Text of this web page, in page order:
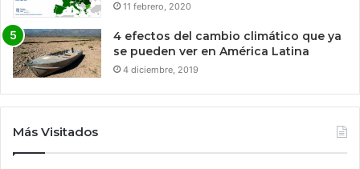
11 febrero, 2020
4 efectos del cambio climático que ya
se pueden ver en América Latina
4 diciembre, 2019
Más Visitados